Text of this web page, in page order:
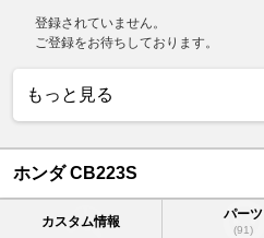
登録されていません。
ご登録をお待ちしております。
もっと見る
ホンダ CB223S
カスタム情報 パーツ
(91)